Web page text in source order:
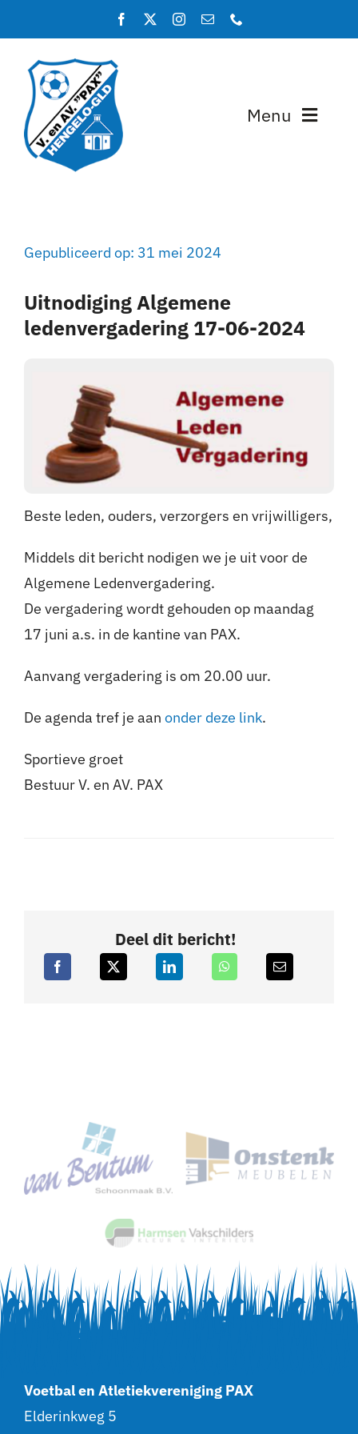
naar
inhoud
Menu
Teams
Lidmaatschap
Sponsoren
Contact
Zoeken
naar:
Gepubliceerd op: 31 mei 2024
Uitnodiging Algemene
ledenvergadering 17-06-2024
Beste leden, ouders, verzorgers en vrijwilligers,
Middels dit bericht nodigen we je uit voor de
Algemene Ledenvergadering.
De vergadering wordt gehouden op maandag
17 juni a.s. in de kantine van PAX.
Aanvang vergadering is om 20.00 uur.
De agenda tref je aan onder deze link.
Sportieve groet
Bestuur V. en AV. PAX
Deel dit bericht!
Voetbal en Atletiekvereniging PAX
Elderinkweg 5